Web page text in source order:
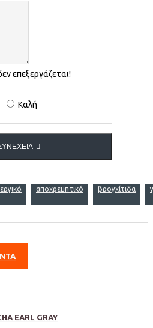
επεξεργάζεται!
Καλή
αποχρεμπτικό βρογχίτιδα
EARL GRAY